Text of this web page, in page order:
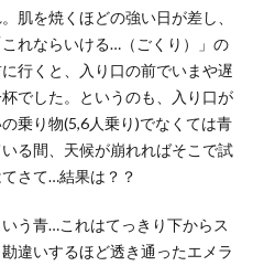
肌を焼くほどの強い日が差し、
れならいける…（ごくり）」の
行くと、入り口の前でいまや遅
でした。というのも、入り口が
乗り物(5,6人乗り)でなくては青
る間、天候が崩れればそこで試
さて…結果は？？
う青…これはてっきり下からス
違いするほど透き通ったエメラ